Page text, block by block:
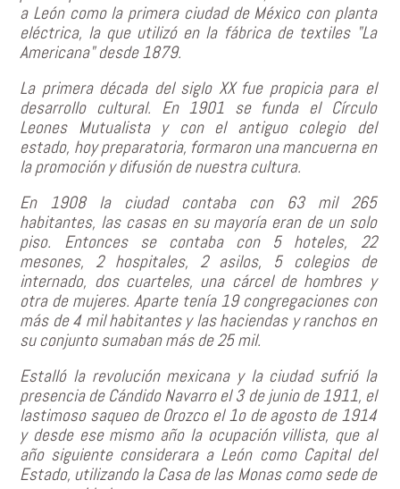
a León como la primera ciudad de México con planta
eléctrica, la que utilizó en la fábrica de textiles "La
Americana" desde 1879.
La primera década del siglo XX fue propicia para el
desarrollo cultural. En 1901 se funda el Círculo
Leones Mutualista y con el antiguo colegio del
estado, hoy preparatoria, formaron una mancuerna en
la promoción y difusión de nuestra cultura.
En 1908 la ciudad contaba con 63 mil 265
habitantes, las casas en su mayoría eran de un solo
piso. Entonces se contaba con 5 hoteles, 22
mesones, 2 hospitales, 2 asilos, 5 colegios de
internado, dos cuarteles, una cárcel de hombres y
otra de mujeres. Aparte tenía 19 congregaciones con
más de 4 mil habitantes y las haciendas y ranchos en
su conjunto sumaban más de 25 mil.
Estalló la revolución mexicana y la ciudad sufrió la
presencia de Cándido Navarro el 3 de junio de 1911, el
lastimoso saqueo de Orozco el 1o de agosto de 1914
y desde ese mismo año la ocupación villista, que al
año siguiente considerara a León como Capital del
Estado, utilizando la Casa de las Monas como sede de